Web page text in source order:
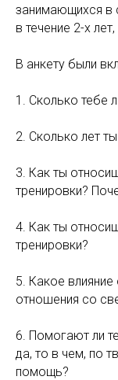
занимающихся в
в течение 2-х
В анкету были
1. Сколько тебе
2. Сколько лет
3. Как ты
тренировки?
4. Как ты
тренировки?
5. Какое
отношения со
6. Помогают ли
да, то в чем, по
помощь?